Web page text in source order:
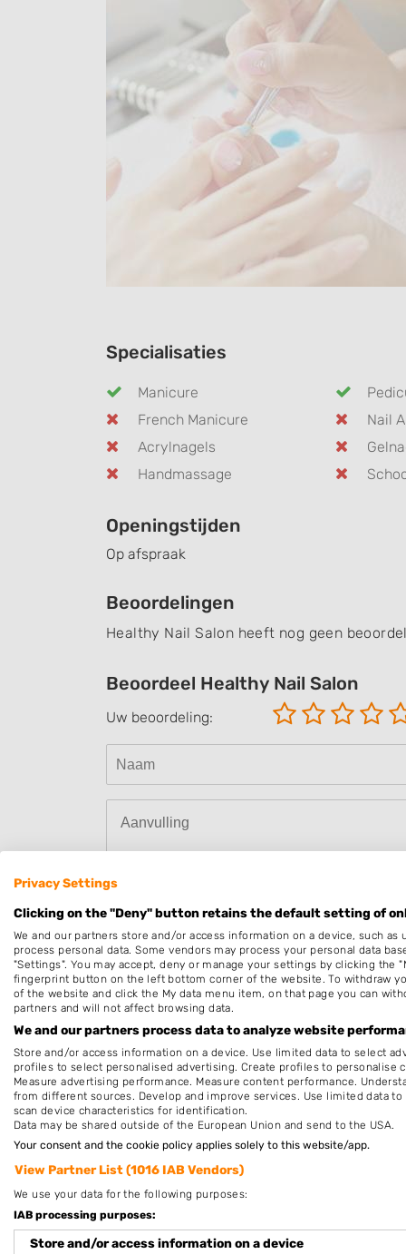
Specialisaties
Manicure
French Manicure
Nail
Acrylnagels
Handmassage
Openingstijden
Op afspraak
Beoordelingen
Healthy Nail Salon heeft nog geen
Beoordeel Healthy Nail Salon
Uw beoordeling:
Hierbij bevestig ik dat de review is
en/of andere giften, direct dan wel
om dit bedrijf te beoordelen. Op het
Voorwaardenvan "Fanatic B.V." van
Nagelstudios in de buurt
Pedicuresalon Irma's Voetenwerk
Professor ten Doesschatestraat 65
1963AR Heemskerk
Privacy Settings
Clicking on the "Deny" button retains the default setting of
We and our partners store and/or access information on a device, such
process personal data. Some vendors may process your personal data
"Settings". You may accept, deny or manage your settings by clicking the
fingerprint button on the left bottom corner of the website. To withdraw
of the website and click the My data menu item, on that page you can
partners and will not affect browsing data.
We and our partners process data to analyze website
Store and/or access information on a device. Use limited data to select
profiles to select personalised advertising. Create profiles to personalise
Measure advertising performance. Measure content performance.
from different sources. Develop and improve services. Use limited data
scan device characteristics for identification.
Data may be shared outside of the European Union and send to the USA.
Your consent and the cookie policy applies solely to this website/app.
View Partner List (1016 IAB Vendors)
We use your data for the following purposes:
IAB processing purposes:
Store and/or access information on a device